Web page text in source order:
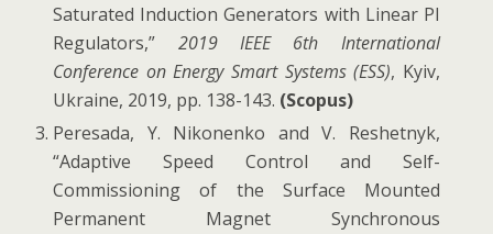
Saturated Induction Generators with Linear PI
Regulators,” 2019 IEEE 6th International
Conference on Energy Smart Systems (ESS), Kyiv,
Ukraine, 2019, pp. 138-143. (Scopus)
Peresada, Y. Nikonenko and V. Reshetnyk,
“Adaptive Speed Control and Self-
Commissioning of the Surface Mounted
Permanent Magnet Synchronous